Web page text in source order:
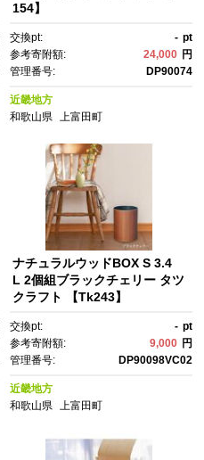
154】
交換pt: - pt
参考寄附額:
24,000 円
管理番号:
DP90074
近畿地方
和歌山県 上富田町
ナチュラルウッドBOX S 3.4
L 2個組ブラックチェリー タツ
クラフト 【Tk243】
交換pt: - pt
参考寄附額:
9,000 円
管理番号:
DP90098VC02
近畿地方
和歌山県 上富田町